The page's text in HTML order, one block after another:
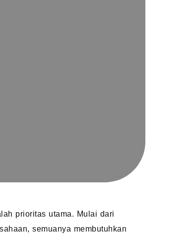
prioritas utama. Mulai dari
semuanya membutuhkan